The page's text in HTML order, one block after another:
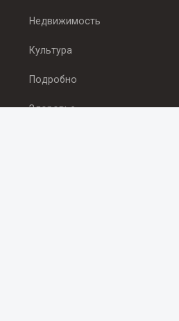
Недвижимость
Культура
Подробно
Здоровье